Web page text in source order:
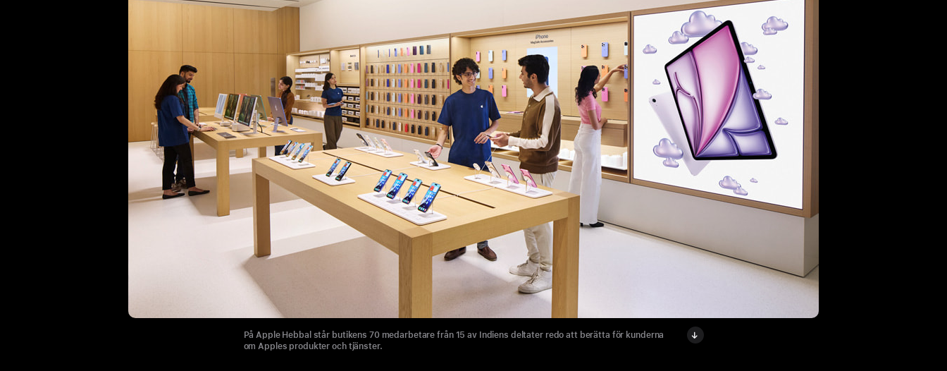
På Apple Hebbal står butikens 70 medarbetare från 15 av Indiens deltater redo att berätta för kunderna
om Apples produkter och tjänster.